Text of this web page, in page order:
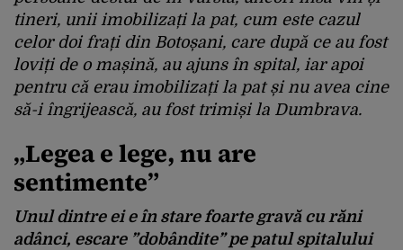
tineri, unii imobilizați la pat, cum este cazul
celor doi frați din Botoșani, care după ce au fost
loviți de o mașină, au ajuns în spital, iar apoi
pentru că erau imobilizați la pat și nu avea cine
să-i îngrijească, au fost trimiși la Dumbrava.
„Legea e lege, nu are
sentimente”
Unul dintre ei e în stare foarte gravă cu răni
adânci, escare ”dobândite” pe patul spitalului